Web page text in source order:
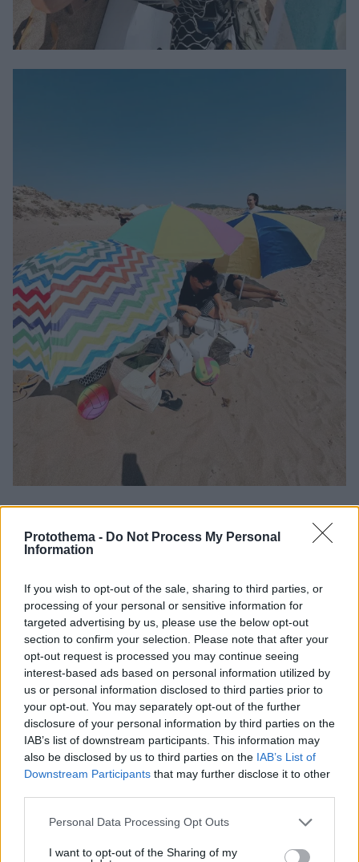
Protothema - Do Not Process My Personal
Information
If you wish to opt-out of the sale, sharing to third parties, or
processing of your personal or sensitive information for
targeted advertising by us, please use the below opt-out
section to confirm your selection. Please note that after your
opt-out request is processed you may continue seeing
interest-based ads based on personal information utilized by
us or personal information disclosed to third parties prior to
your opt-out. You may separately opt-out of the further
disclosure of your personal information by third parties on the
IAB’s list of downstream participants. This information may
also be disclosed by us to third parties on the IAB’s List of
Downstream Participants that may further disclose it to other
Please note that this website/app uses one or more Google
not limited to your visit or usage behaviour. You may click to
Personal Data Processing Opt Outs
I want to opt-out of the Sharing of my